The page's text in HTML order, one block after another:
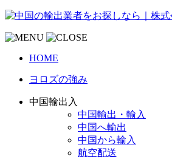
HOME
ヨロズの強み
中国輸出入
中国輸出・輸入
中国へ輸出
中国から輸入
航空配送